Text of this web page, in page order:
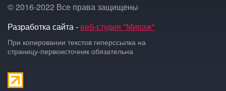
© 2016-2022 Все права защищены
Разработка сайта - веб-студия "Мираж"
При копировании текстов гиперссылка на
страницу-первоисточник обязательна